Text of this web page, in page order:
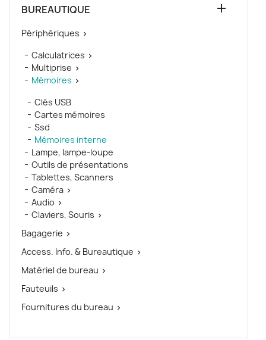
BUREAUTIQUE 
Périphériques 
Calculatrices 
Multiprise 
Mémoires 
Clés USB
Cartes mémoires
Ssd
Mémoires interne
Lampe, lampe-loupe
Outils de présentations
Tablettes, Scanners
Caméra 
Audio 
Claviers, Souris 
Bagagerie 
Access. Info. & Bureautique 
Matériel de bureau 
Fauteuils 
Fournitures du bureau 